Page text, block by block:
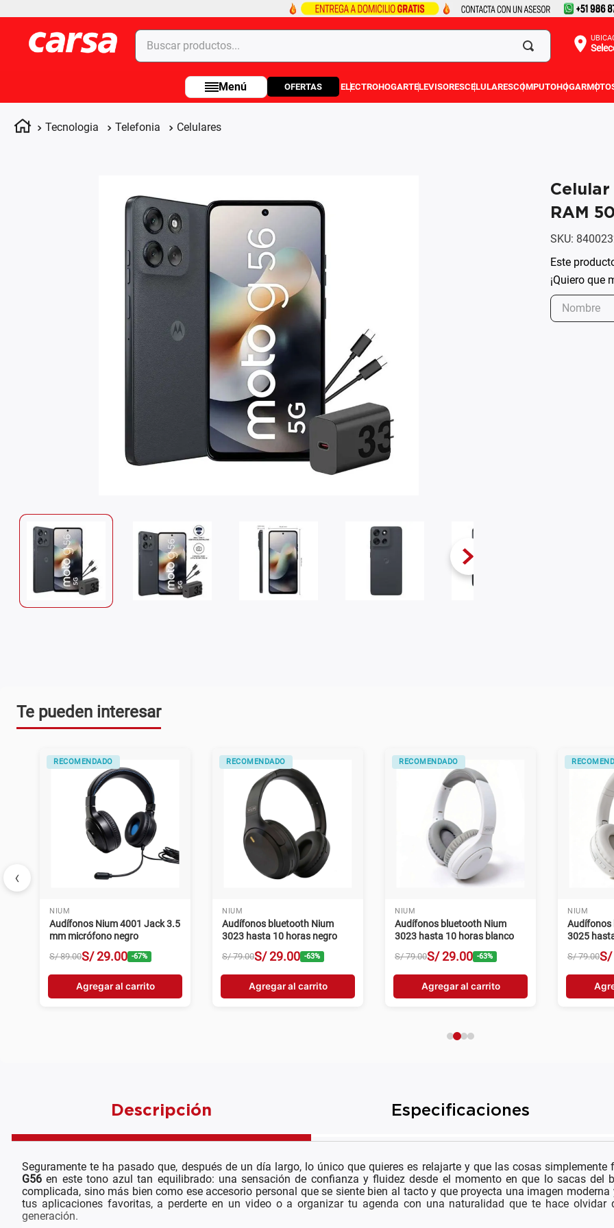
Buscar productos...
OFERTAS ELECTROHOGARTELEVISORESCELULARESCOMPUTOHOGAR
Tecnologia Telefonia Celulares
Celular
RAM
SKU:
Este
Te pueden interesar
‹
RECOMENDADO
NIUM
Audífonos Nium 4001 Jack 3.5
mm micrófono negro
S/ 89.00S/ 29.00 -67%
Agregar al carrito
RECOMENDADO
NIUM
Audífonos bluetooth Nium
3023 hasta 10 horas negro
S/ 79.00S/ 29.00 -63%
Agregar al carrito
RECOMENDADO
NIUM
Audífonos bluetooth Nium
3023 hasta 10 horas blanco
S/ 79.00S/ 29.00 -63%
Agregar al carrito
NIUM
Audífonos
3025
S/ 79.00S/
Descripción Especificaciones
Seguramente te ha pasado que, después de un día largo, lo único que quieres es relajarte y que las cosas simplemente
G56en este tono azul tan equilibrado: una sensación de confianza y fluidez desde el momento en que lo sacas
complicada, sino más bien como ese accesorio personal que se siente bien al tacto y que proyecta una imagen
tus aplicaciones favoritas, a perderte en un video o a organizar tu agenda con una naturalidad que te hace
generación.
Términos más buscados